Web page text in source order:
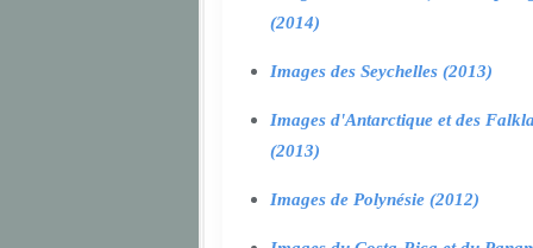
(2014)
Images des Seychelles (2013)
Images d'Antarctique et des
(2013)
Images de Polynésie (2012)